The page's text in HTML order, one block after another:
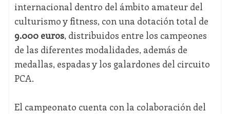
internacional dentro del ámbito amateur del
culturismo y fitness, con una dotación total de
9.000 euros, distribuidos entre los campeones
de las diferentes modalidades, además de
medallas, espadas y los galardones del circuito
PCA.
El campeonato cuenta con la colaboración del